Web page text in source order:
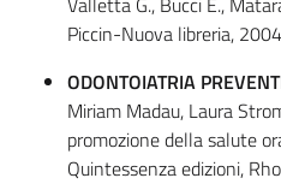
Piccin-Nuova libreria,
ODONTOIATRIA
Miriam Madau, Laura
promozione della salute
Quintessenza edizioni,